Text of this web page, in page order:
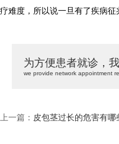
疗难度，所以说一旦有了疾病征
为方便患者就诊，
we provide network appointment
上一篇： 皮包茎过长的危害有哪